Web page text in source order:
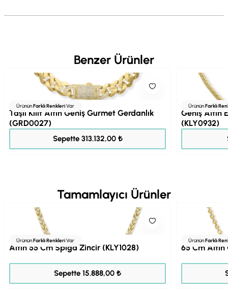
Benzer Ürünler
ÜrününFarklı RenkleriVar
Taşlı Kilit Altın Geniş Gurmet Gerdanlık
(GRD0027)
Sepette 313.132,00 ₺
ÜrününFarklı
Geniş Altın
(KLY0932)
Tamamlayıcı Ürünler
ÜrününFarklı RenkleriVar
Altın 55 Cm Spiga Zincir (KLY1028)
Sepette 15.888,00 ₺
ÜrününFarklı
65 Cm Altın